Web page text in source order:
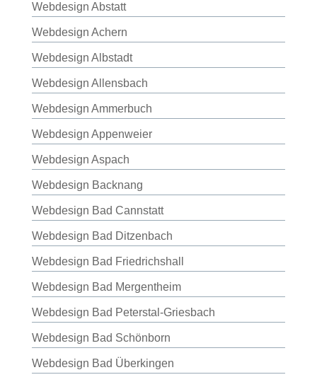
Webdesign Abstatt
Webdesign Achern
Webdesign Albstadt
Webdesign Allensbach
Webdesign Ammerbuch
Webdesign Appenweier
Webdesign Aspach
Webdesign Backnang
Webdesign Bad Cannstatt
Webdesign Bad Ditzenbach
Webdesign Bad Friedrichshall
Webdesign Bad Mergentheim
Webdesign Bad Peterstal-Griesbach
Webdesign Bad Schönborn
Webdesign Bad Überkingen